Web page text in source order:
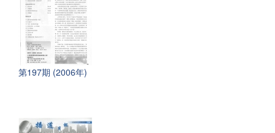
第197期 (2006年)